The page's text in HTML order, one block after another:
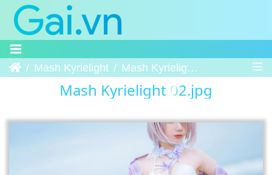
Trang chủMash Kyrielight Mash Kyrielight 02
Mash Kyrielight 02.jpg